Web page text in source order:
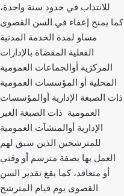
للانتداب في حدود سنة واحدة،
كما يمنح إعفاء في السن القصوى
مساو لمدة الخدمة المدنية
الفعلية المقضاة بالإدارات
المركزية أوالجماعات العمومية
المحلية أو المؤسسات العمومية
ذات الصبغة الإدارية أوالمؤسسات
العمومية ذات الصبغة الغير
الإدارية أوالمنشآت العمومية
للمترشحين الذين سبق لهم
العمل بها بصفة مترسم أو وقتي
أو متعاقد، كما يقع تقدير السن
القصوى يوم قيام المترشح